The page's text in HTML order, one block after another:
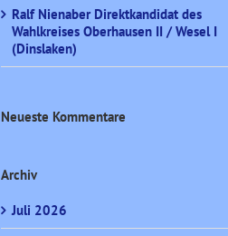
Ralf Nienaber Direktkandidat des
Wahlkreises Oberhausen II / Wesel I
(Dinslaken)
Neueste Kommentare
Archiv
Juli 2026